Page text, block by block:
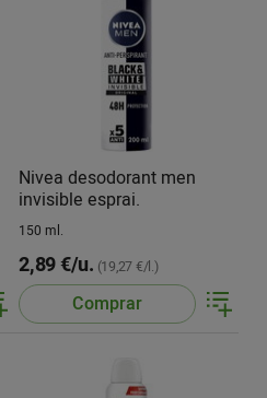
Nivea desodorant men
invisible esprai.
150 ml.
2,89 €/u. (19,27 €/l.)
Comprar